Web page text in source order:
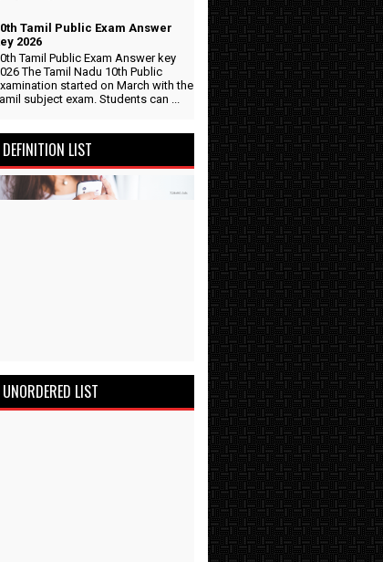
Tamil Public Exam Answer
2026
Tamil Public Exam Answer key
The Tamil Nadu 10th Public
started on March with the
subject exam. Students can ...
DEFINITION LIST
UNORDERED LIST